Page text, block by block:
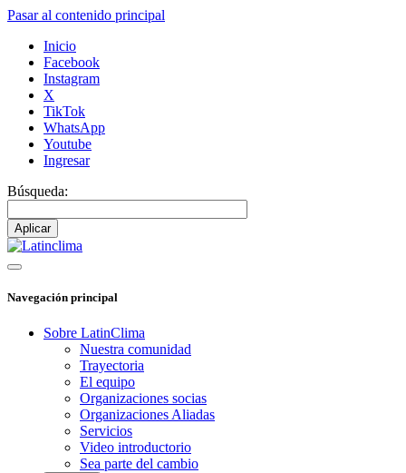
Pasar al contenido principal
Inicio
Facebook
Instagram
X
TikTok
WhatsApp
Youtube
Ingresar
Búsqueda:
Navegación principal
Sobre LatinClima
Nuestra comunidad
Trayectoria
El equipo
Organizaciones socias
Organizaciones Aliadas
Servicios
Video introductorio
Sea parte del cambio